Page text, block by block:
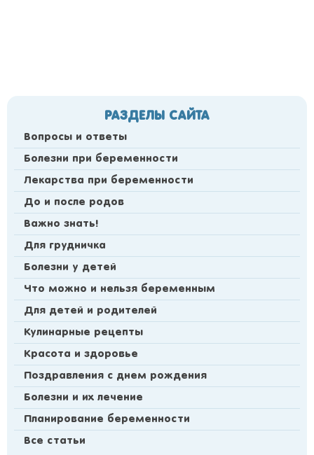
РАЗДЕЛЫ САЙТА
Вопросы и ответы
Болезни при беременности
Лекарства при беременности
До и после родов
Важно знать!
Для грудничка
Болезни у детей
Что можно и нельзя беременным
Для детей и родителей
Кулинарные рецепты
Красота и здоровье
Поздравления с днем рождения
Болезни и их лечение
Планирование беременности
Все статьи